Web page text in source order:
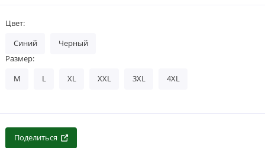
Цвет:
Синий
Черный
Размер:
M L XL XXL 3XL 4XL
Поделиться